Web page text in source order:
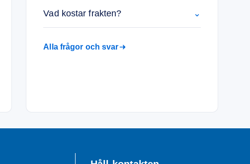
Vad kostar frakten? ⌄
Alla frågor och svar